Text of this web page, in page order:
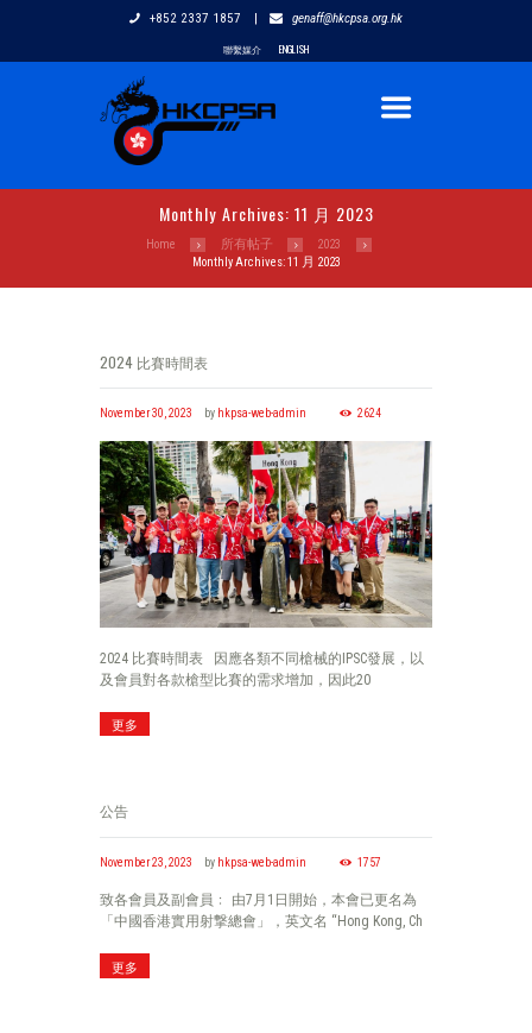
+852 2337 1857 | genaff@hkcpsa.org.hk
聯繫媒介 ENGLISH
Monthly Archives: 11 月 2023
Home 所有帖子
2023
Monthly Archives: 11 月 2023
2024 比賽時間表
November 30, 2023 by hkpsa-web-admin 2624
2024 比賽時間表 因應各類不同槍械的IPSC發展，以
及會員對各款槍型比賽的需求增加，因此20
更多
公告
November 23, 2023 by hkpsa-web-admin 1757
致各會員及副會員﹕ 由7月1日開始，本會已更名為
「中國香港實用射撃總會」，英文名 “Hong Kong, Ch
更多